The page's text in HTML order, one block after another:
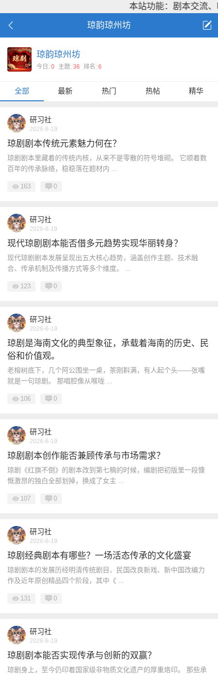
本站功能：剧本交流
琼韵琼州坊
琼韵琼州坊
今日: 0 主题: 36 排名: 6
全部 最新 热门 热帖 精华
研习社
2026-6-19
琼剧剧本传统元素魅力何在？
琼剧剧本里藏着的传统内核，从来不是零散的符号堆砌。 它顺着数
百年的传承脉络，稳稳落在题材内 ...
163 0
研习社
2026-6-19
现代琼剧剧本能否借多元趋势实现华丽转身？
现代琼剧剧本发展呈现出五大核心趋势，涵盖创作主题、技术融
合、传承机制及传播方式等多个维度。 ...
123 0
研习社
2026-6-19
琼剧是海南文化的典型象征，承载着海南的历史、民
俗和价值观。
老榕树底下，几个阿公围坐一桌，茶刚斟满，有人起个头——张嘴
就是一句琼剧。 那唱腔像从喉咙 ...
106 0
研习社
2026-6-19
琼剧剧本创作能否兼顾传承与市场需求？
琼剧《红旗不倒》的剧本改到第七稿的时候，编剧把初版里一段慷
慨激昂的独白全部划掉，换成了女主 ...
107 0
研习社
2026-6-19
琼剧经典剧本有哪些？一场活态传承的文化盛宴
琼剧剧本的发展历经明清传统剧目、民国改良新戏、新中国改编力
作及近年原创精品四个阶段，其中《 ...
131 0
研习社
2026-6-19
琼剧剧本能否实现传承与创新的双赢？
琼剧身上，至今仍印着国家级非物质文化遗产的厚重烙印。 那些承